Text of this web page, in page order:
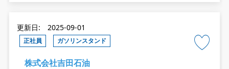
更新日: 2025-09-01
正社員 ガソリンスタンド
株式会社吉田石油